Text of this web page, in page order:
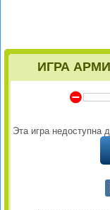
ИГРА
Y
Эта игра недоступна